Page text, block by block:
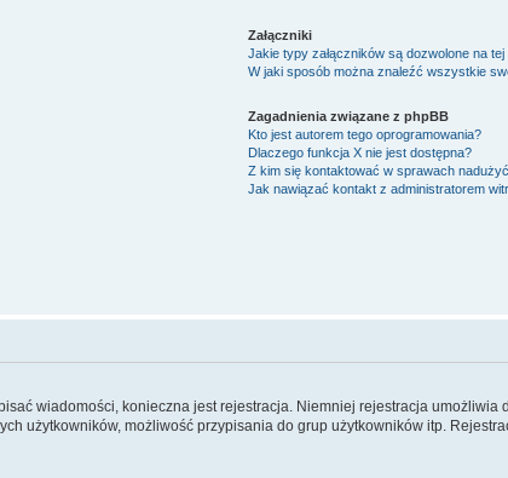
Załączniki
Jakie typy załączników są dozwolone na tej
W jaki sposób można znaleźć wszystkie
Zagadnienia związane z phpBB
Kto jest autorem tego oprogramowania?
Dlaczego funkcja X nie jest dostępna?
Z kim się kontaktować w sprawach
Jak nawiązać kontakt z administratorem
wiadomości, konieczna jest rejestracja. Niemniej rejestracja
użytkowników, możliwość przypisania do grup użytkowników itp.